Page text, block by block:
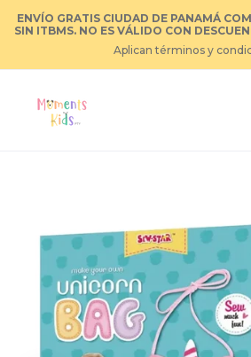
ENVÍO GRATIS CIUDAD DE PANAMÁ
SIN ITBMS. NO ES VÁLIDO CON
Aplican términos y